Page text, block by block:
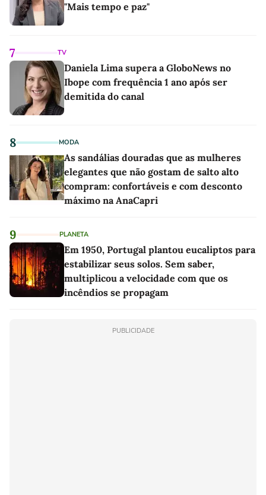
"Mais tempo e paz"
7 TV
Daniela Lima supera a GloboNews no
Ibope com frequência 1 ano após ser
demitida do canal
8 MODA
As sandálias douradas que as mulheres
elegantes que não gostam de salto alto
compram: confortáveis e com desconto
máximo na AnaCapri
9 PLANETA
Em 1950, Portugal plantou eucaliptos para
estabilizar seus solos. Sem saber,
multiplicou a velocidade com que os
incêndios se propagam
PUBLICIDADE